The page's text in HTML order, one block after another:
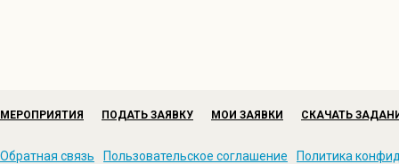
МЕРОПРИЯТИЯ ПОДАТЬ ЗАЯВКУ МОИ ЗАЯВКИ СКАЧАТЬ
Обратная связь Пользовательское соглашение Политика